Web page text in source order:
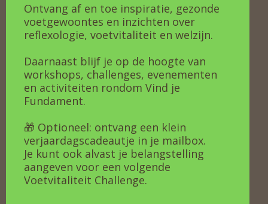
Ontvang af en toe inspiratie, gezonde
voetgewoontes en inzichten over
reflexologie, voetvitaliteit en welzijn.
Daarnaast blijf je op de hoogte van
workshops, challenges, evenementen
en activiteiten rondom Vind je
Fundament.
🎁 Optioneel: ontvang een klein
verjaardagscadeautje in je mailbox.
Je kunt ook alvast je belangstelling
aangeven voor een volgende
Voetvitaliteit Challenge.